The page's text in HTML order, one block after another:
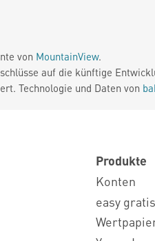
von MountainView.
auf die künftige
Technologie und Daten von
Produkte
Konten
easy